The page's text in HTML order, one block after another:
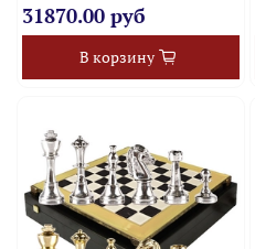
31870.00 руб
В корзину